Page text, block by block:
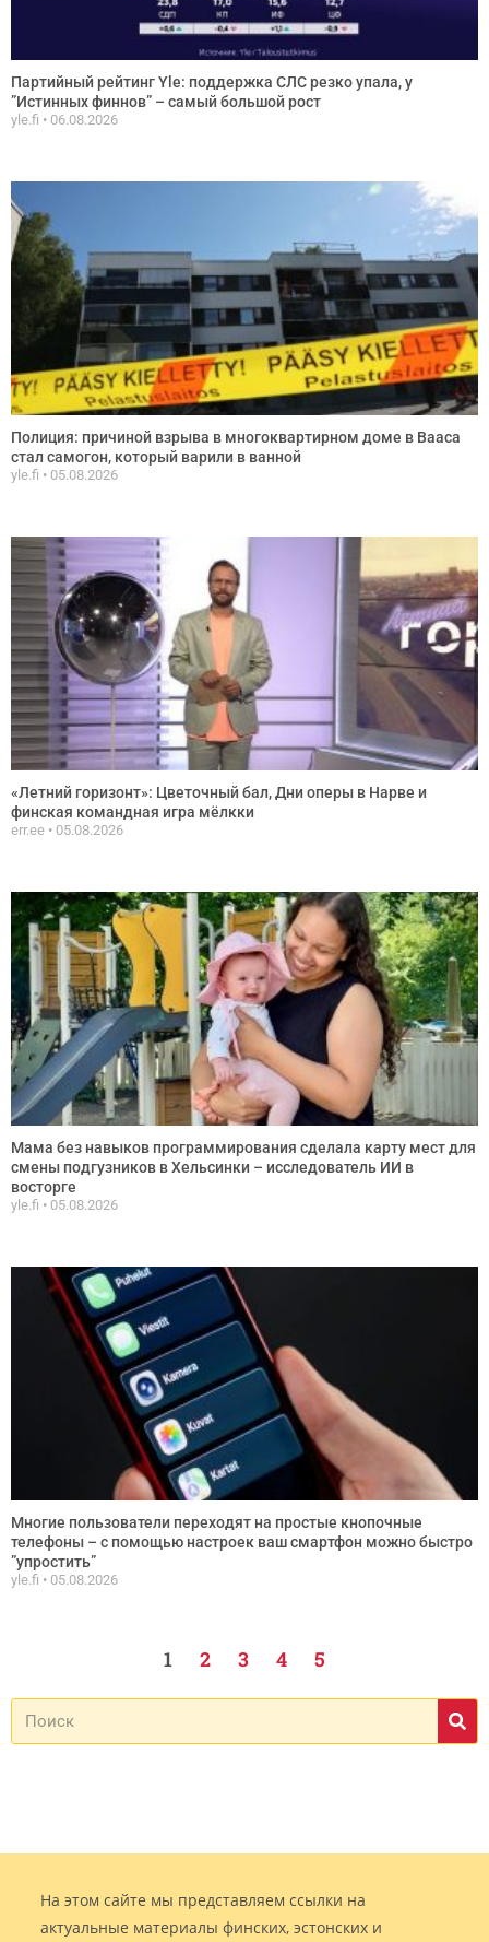
Партийный рейтинг Yle: поддержка СЛС резко упала, у
”Истинных финнов” – самый большой рост
yle.fi 06.08.2026
Полиция: причиной взрыва в многоквартирном доме в Вааса
стал самогон, который варили в ванной
yle.fi 05.08.2026
«Летний горизонт»: Цветочный бал, Дни оперы в Нарве и
финская командная игра мёлкки
err.ee 05.08.2026
Мама без навыков программирования сделала карту мест для
смены подгузников в Хельсинки – исследователь ИИ в
восторге
yle.fi 05.08.2026
Многие пользователи переходят на простые кнопочные
телефоны – с помощью настроек ваш смартфон можно быстро
”упростить”
yle.fi 05.08.2026
1 2 3 4 5
На этом сайте мы представляем ссылки на
актуальные материалы финских, эстонских и